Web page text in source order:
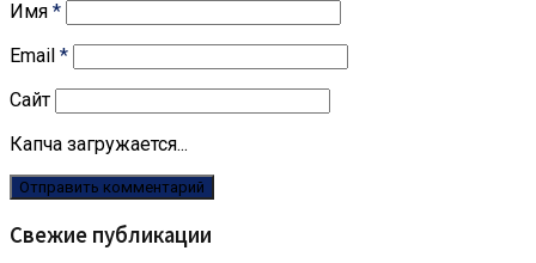
Имя *
Email *
Сайт
Капча загружается...
Свежие публикации